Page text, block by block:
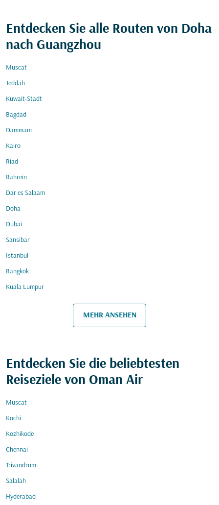
Entdecken Sie alle Routen von Doha
nach Guangzhou
Muscat
Jeddah
Kuwait-Stadt
Bagdad
Dammam
Kairo
Riad
Bahrein
Dar es Salaam
Doha
Dubai
Sansibar
Istanbul
Bangkok
Kuala Lumpur
MEHR ANSEHEN
Entdecken Sie die beliebtesten
Reiseziele von Oman Air
Muscat
Kochi
Kozhikode
Chennai
Trivandrum
Salalah
Hyderabad